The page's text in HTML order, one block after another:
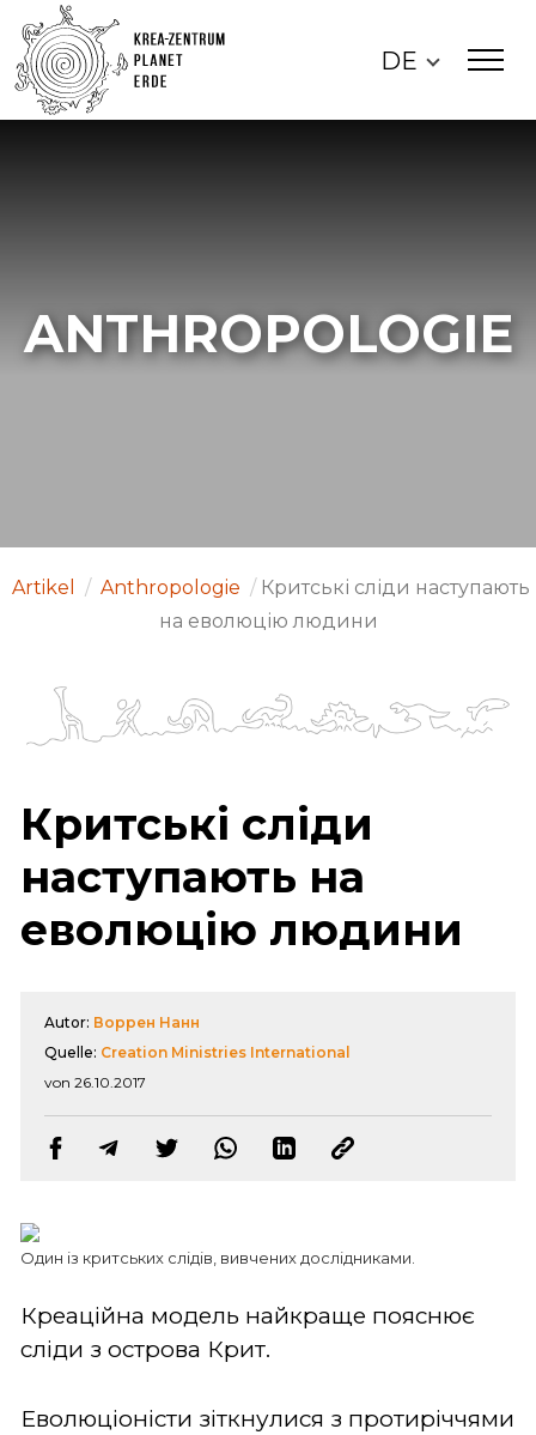
DE
ANTHROPOLOGIE
Artikel / Anthropologie / Критські сліди наступають
на еволюцію людини
Критські сліди
наступають на
еволюцію людини
Autor: Воррен Нанн
Quelle: Creation Ministries International
von 26.10.2017
Один із критських слідів, вивчених дослідниками.
Креаційна модель найкраще пояснює
сліди з острова Крит.
Еволюціоністи зіткнулися з протиріччями